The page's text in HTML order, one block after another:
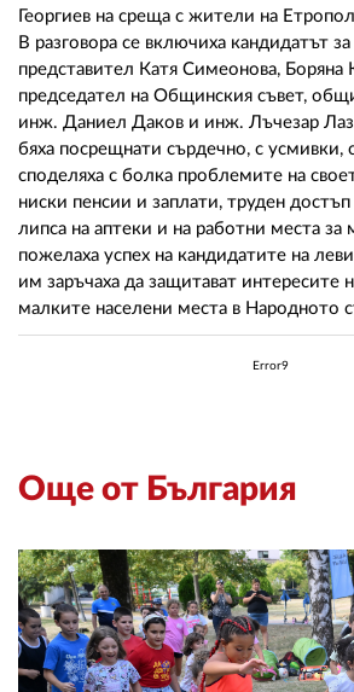
Георгиев на среща с жители на
В разговора се включиха кандидатът
представител Катя Симеонова, Боряна
председател на Общинския съвет,
инж. Даниел Даков и инж. Лъчезар
бяха посрещнати сърдечно, с усмивки,
споделяха с болка проблемите на
ниски пенсии и заплати, труден достъп
липса на аптеки и на работни места за
пожелаха успех на кандидатите на
им заръчаха да защитават интересите
малките населени места в Народното
Error9
Още от България
02